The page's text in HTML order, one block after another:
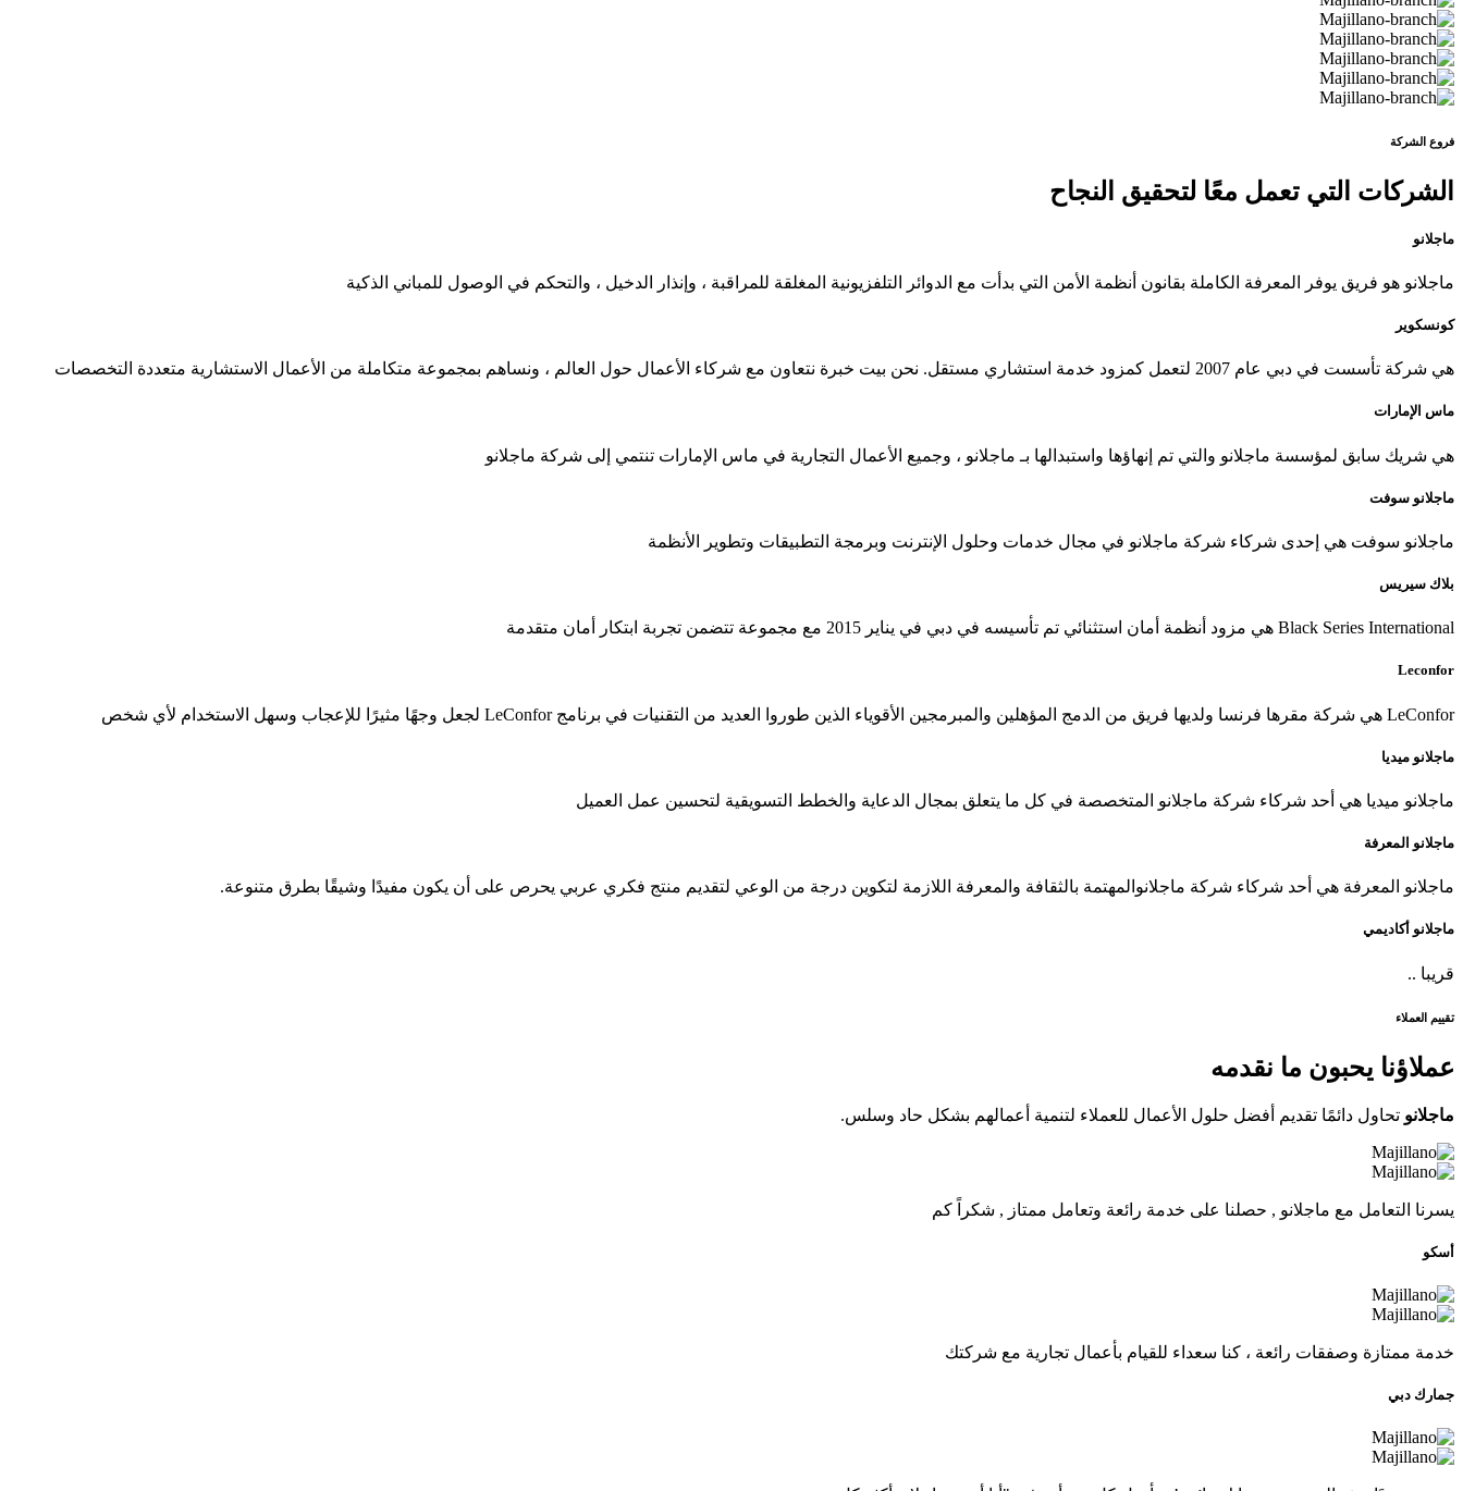
فروع الشركة
الشركات التي تعمل معًا لتحقيق النجاح
ماجلانو
ماجلانو هو فريق يوفر المعرفة الكاملة بقانون أنظمة الأمن التي بدأت مع الدوائر التلفزيونية المغلقة للمراقبة ، وإنذار الدخيل ، والتحكم في الوصول للمباني الذكية
كونسكوير
هي شركة تأسست في دبي عام 2007 لتعمل كمزود خدمة استشاري مستقل. نحن بيت خبرة نتعاون مع شركاء الأعمال حول العالم ، ونساهم بمجموعة متكاملة من الأعمال الاستشارية متعددة التخصصات
ماس الإمارات
هي شريك سابق لمؤسسة ماجلانو والتي تم إنهاؤها واستبدالها بـ ماجلانو ، وجميع الأعمال التجارية في ماس الإمارات تنتمي إلى شركة ماجلانو
ماجلانو سوفت
ماجلانو سوفت هي إحدى شركاء شركة ماجلانو في مجال خدمات وحلول الإنترنت وبرمجة التطبيقات وتطوير الأنظمة
بلاك سيريس
Black Series International هي مزود أنظمة أمان استثنائي تم تأسيسه في دبي في يناير 2015 مع مجموعة تتضمن تجربة ابتكار أمان متقدمة
Leconfor
LeConfor هي شركة مقرها فرنسا ولديها فريق من الدمج المؤهلين والمبرمجين الأقوياء الذين طوروا العديد من التقنيات في برنامج LeConfor لجعل وجهًا مثيرًا للإعجاب وسهل الاستخدام لأي شخص
ماجلانو ميديا
ماجلانو ميديا هي أحد شركاء شركة ماجلانو المتخصصة في كل ما يتعلق بمجال الدعاية والخطط التسويقية لتحسين عمل العميل
ماجلانو المعرفة
ماجلانو المعرفة هي أحد شركاء شركة ماجلانوالمهتمة بالثقافة والمعرفة اللازمة لتكوين درجة من الوعي لتقديم منتج فكري عربي يحرص على أن يكون مفيدًا وشيقًا بطرق متنوعة.
ماجلانو أكاديمي
قريبا ..
تقييم العملاء
عملاؤنا يحبون ما نقدمه
ماجلانو تحاول دائمًا تقديم أفضل حلول الأعمال للعملاء لتنمية أعمالهم بشكل حاد وسلس.
يسرنا التعامل مع ماجلانو , حصلنا على خدمة رائعة وتعامل ممتاز , شكراً كم
أسكو
خدمة ممتازة وصفقات رائعة ، كنا سعداء للقيام بأعمال تجارية مع شركتك
جمارك دبي